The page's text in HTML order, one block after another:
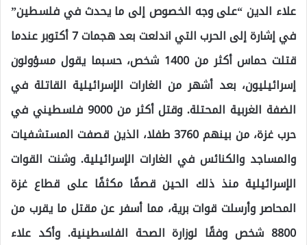
علاء الدين “على وجه الخصوص إلى ما يحدث في فلسطين”
في إشارة إلى الحرب التي اندلعت بعد هجمات 7 أكتوبر عندما
قتلت حماس أكثر من 1400 شخص، حسبما يقول مسؤولون
إسرائيليون، بعد أشهر من الغارات الإسرائيلية القاتلة في
الضفة الغربية المحتلة. وقتل أكثر من 9000 فلسطيني في
حرب غزة، من بينهم 3760 طفلا، الذين قصفت المستشفيات
والمساجد والكنائس في الغارات الإسرائيلية. وشنت القوات
الإسرائيلية منذ ذلك الحين قصفًا مكثفًا على قطاع غزة
المحاصر وأرسلت قوات برية، مما أسفر عن مقتل ما يقرب من
8800 شخص وفقًا لوزارة الصحة الفلسطينية. وأكد علاء